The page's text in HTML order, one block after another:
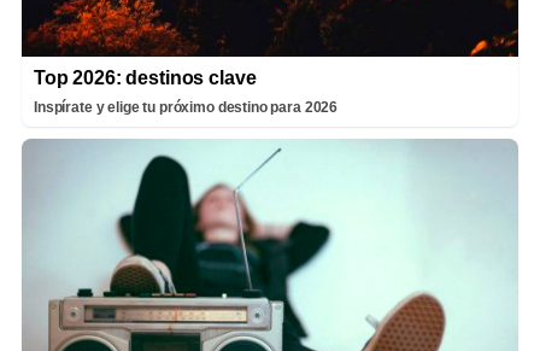
Top 2026: destinos clave
Inspírate y elige tu próximo destino para 2026